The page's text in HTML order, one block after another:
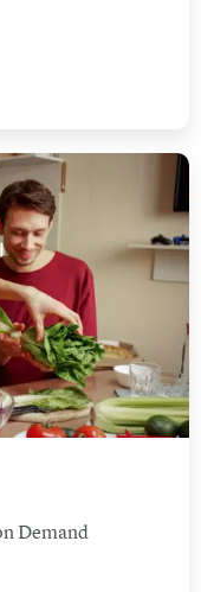
Demand